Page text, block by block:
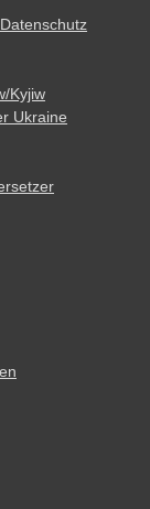
Kyjiw
Ukraine